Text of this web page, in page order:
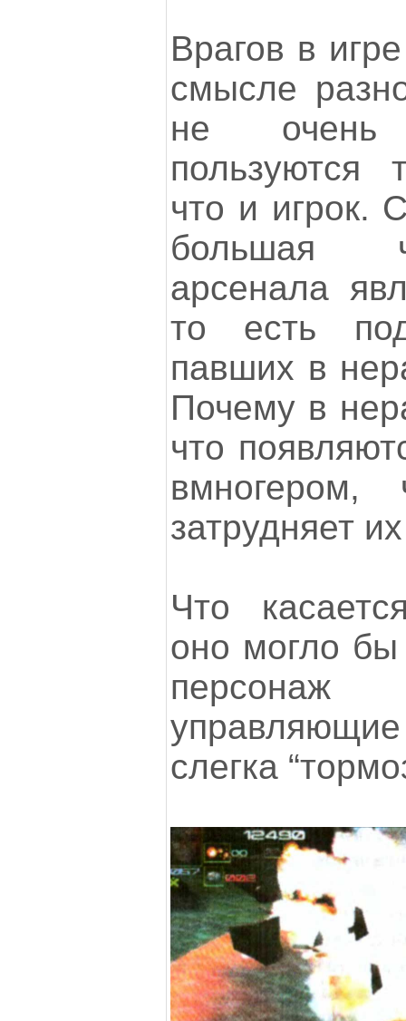
Врагов в
смысле
не
что и игрок.
большая
арсенала
то есть
павших в
Почему в
что
вмногером,
затрудняет
Что
оно могло
персонаж
слегка